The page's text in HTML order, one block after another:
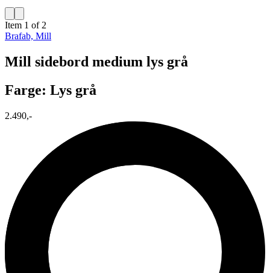
Item 1 of 2
Brafab, Mill
Mill sidebord medium lys grå
Farge: Lys grå
2.490,-